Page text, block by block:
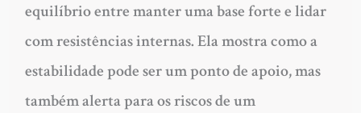
equilíbrio entre manter uma base forte e lidar
com resistências internas. Ela mostra como a
estabilidade pode ser um ponto de apoio, mas
também alerta para os riscos de um